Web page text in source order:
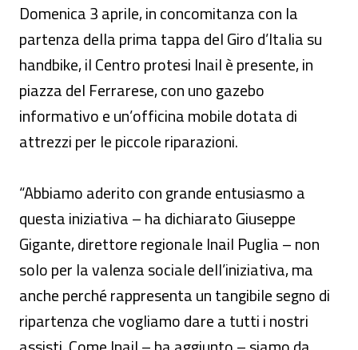
Domenica 3 aprile, in concomitanza con la
partenza della prima tappa del Giro d’Italia su
handbike, il Centro protesi Inail è presente, in
piazza del Ferrarese, con uno gazebo
informativo e un’officina mobile dotata di
attrezzi per le piccole riparazioni.
“Abbiamo aderito con grande entusiasmo a
questa iniziativa – ha dichiarato Giuseppe
Gigante, direttore regionale Inail Puglia – non
solo per la valenza sociale dell’iniziativa, ma
anche perché rappresenta un tangibile segno di
ripartenza che vogliamo dare a tutti i nostri